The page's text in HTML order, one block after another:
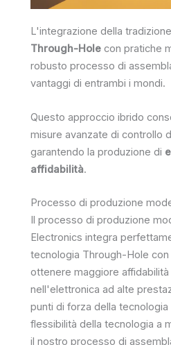
L'integrazione della tradizione
Through-Hole con pratiche
robusto processo di
vantaggi di entrambi i mondi.
Questo approccio ibrido
misure avanzate di controllo
garantendo la produzione di
affidabilità.
Processo di produzione
Il processo di produzione
Electronics integra
tecnologia Through-Hole
ottenere maggiore
nell'elettronica ad alte
punti di forza della
flessibilità della tecnologia a
il nostro processo di